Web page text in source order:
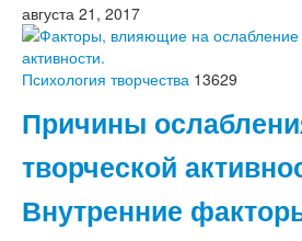
августа 21, 2017
Психология творчества 13629
Причины
творческой
Внутренние